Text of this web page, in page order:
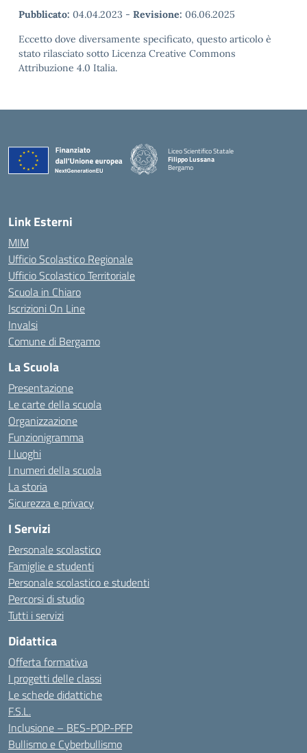
Pubblicato: 04.04.2023 - Revisione: 06.06.2025
Eccetto dove diversamente specificato, questo articolo è
stato rilasciato sotto Licenza Creative Commons
Attribuzione 4.0 Italia.
Liceo Scientifico Statale
Filippo Lussana
Bergamo
— Visita la pagina iniziale della scuola
Link Esterni
MIM
Ufficio Scolastico Regionale
Ufficio Scolastico Territoriale
Scuola in Chiaro
Iscrizioni On Line
Invalsi
Comune di Bergamo
La Scuola
Presentazione
Le carte della scuola
Organizzazione
Funzionigramma
I luoghi
I numeri della scuola
La storia
Sicurezza e privacy
I Servizi
Personale scolastico
Famiglie e studenti
Personale scolastico e studenti
Percorsi di studio
Tutti i servizi
Didattica
Offerta formativa
I progetti delle classi
Le schede didattiche
F.S.L.
Inclusione – BES-PDP-PFP
Bullismo e Cyberbullismo